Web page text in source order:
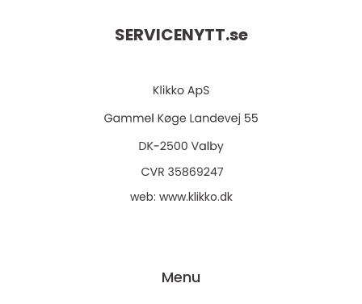
SERVICENYTT.se
web: www.klikko.dk
Menu